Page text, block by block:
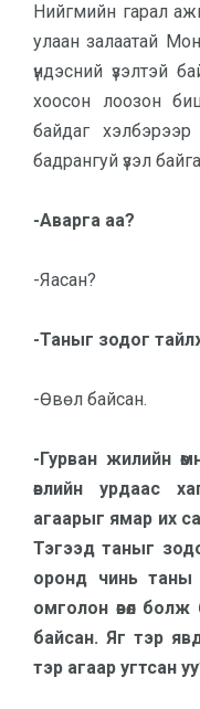
Нийгмийн гарал
улаан залаатай
үндэсний үзэлтэй
хоо­сон лоозон
байдаг
бадрангуй үзэл
-Аварга аа?
-Яасан?
-Таныг зодог
-Өвөл байсан.
-Гурван жилийн
өвлийн ур­даас
агаарыг ямар их
Тэгээд таныг
оронд чинь таны
омго­лон өвөл
байсан. Яг тэр
тэр агаар угтсан